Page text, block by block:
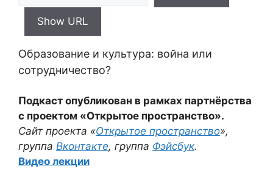
Show URL
Образование и культура: война или
сотрудничество?
Подкаст опубликован в рамках партнёрства
с проектом «Открытое пространство».
Сайт проекта «Открытое пространство»,
группа Вконтакте, группа Фэйсбук.
Видео лекции